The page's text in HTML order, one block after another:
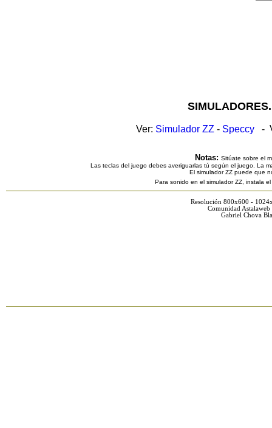
Ver: Simulador ZZ - Speccy -
Notas: Sitúate sobre el
Las teclas del juego debes averiguarlas tú según el juego. La
El simulador ZZ puede que
Para sonido en el simulador ZZ, instala
Resolución 800x600 -
Comunidad
Gabriel Chova